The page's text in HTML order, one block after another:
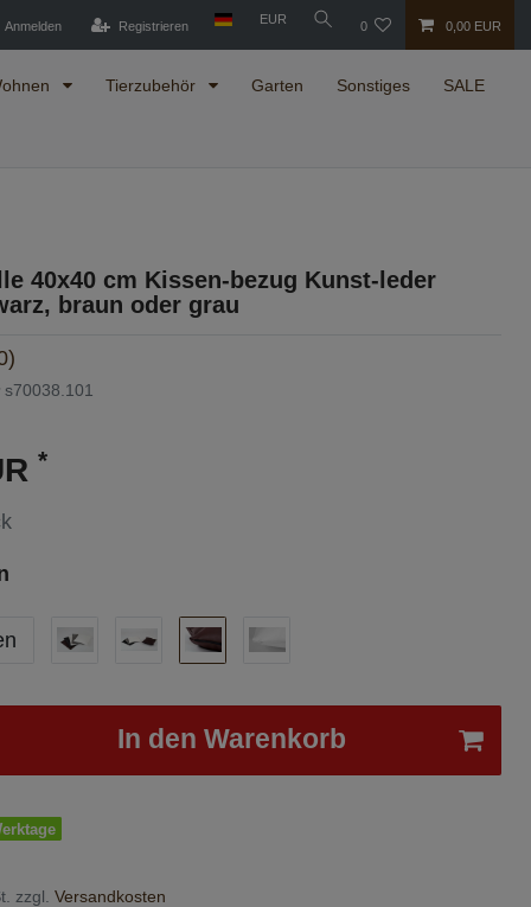
Anmelden Registrieren EUR 0 0,00 EUR
Tierzubehör Garten Sonstiges SALE
40x40 cm Kissen-bezug Kunst-leder
braun oder grau
s70038.101
*
In den Warenkorb
zzgl.Versandkosten